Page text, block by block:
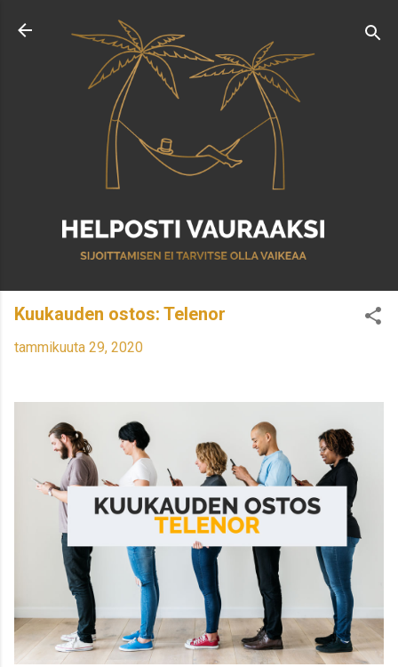
Kuukauden ostos: Telenor
tammikuuta 29, 2020